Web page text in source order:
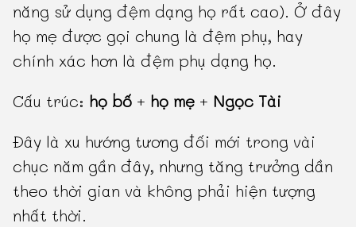
năng sử dụng đệm dạng họ rất cao). Ở đây
họ mẹ được gọi chung là đệm phụ, hay
chính xác hơn là đệm phụ dạng họ.
Cấu trúc: họ bố + họ mẹ + Ngọc Tài
Đây là xu hướng tương đối mới trong vài
chục năm gần đây, nhưng tăng trưởng dần
theo thời gian và không phải hiện tượng
nhất thời.